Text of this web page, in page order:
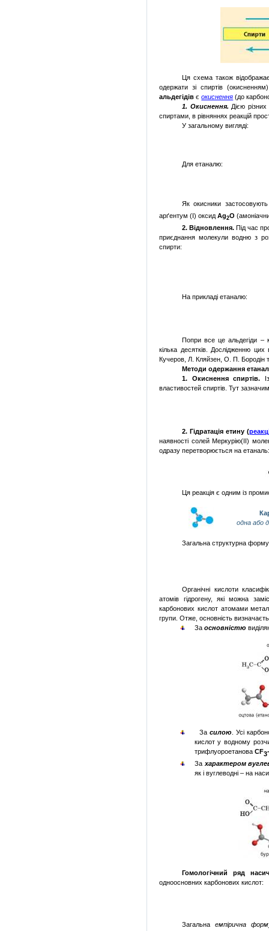
Ця схема також відображає
одержати зі спиртів
альдегідів єокиснення (до
1. Окиснення. Дією
спиртами, в рівняннях реакцій
У загальному вигляді:
Для етаналю:
Як окисники
арґентум (І) оксидAg2O
2. Відновлення. Під час
приєднання молекули водню з
спирти:
На прикладі етаналю:
Попри все це альдегіди –
кілька десятків. Дослідженню
Кучеров, Л. Кляйзен, О. П. Бородін
Методи одержання
1. Окиснення спиртів.
властивостей спиртів. Тут
2. Гідратація етину (
наявності солей Меркурію(ІІ)
одразу перетворюється на
Ця реакція є одним із
одна або
Загальна структурна
Органічні кислоти
атомів гідрогену, які можна
карбонових кислот атомами
групи. Отже, основність
Заосновністю
За силою. Усі
кислот у водному
трифлуороетанова CF3-
За характером
як і вуглеводні – на
Гомологічний ряд
одноосновних карбонових кислот:
Загальнаемпірична